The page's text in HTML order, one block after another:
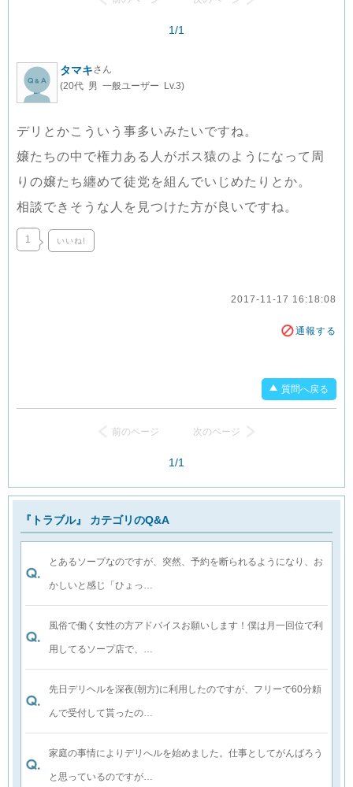
1/1
タマキさん
(20代 男 一般ユーザー Lv.3)
デリとかこういう事多いみたいですね。
嬢たちの中で権力ある人がボス猿のようになって周
りの嬢たち纏めて徒党を組んでいじめたりとか。
相談できそうな人を見つけた方が良いですね。
1 いいね!
2017-11-17 16:18:08
通報する
質問へ戻る
前のページ 次のページ
1/1
『トラブル』 カテゴリのQ&A
とあるソープなのですが、突然、予約を断られるようになり、お
かしいと感じ「ひょっ…
風俗で働く女性の方アドバイスお願いします！僕は月一回位で利
用してるソープ店で、…
先日デリヘルを深夜(朝方)に利用したのですが、フリーで60分頼
んで受付して貰ったの…
家庭の事情によりデリへルを始めました。仕事としてがんばろう
と思っているのですが…